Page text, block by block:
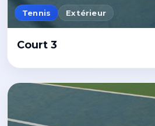
Tennis Extérieur
Court 3